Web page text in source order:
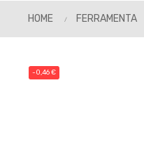
HOME FERRAMENTA
-0,46 €